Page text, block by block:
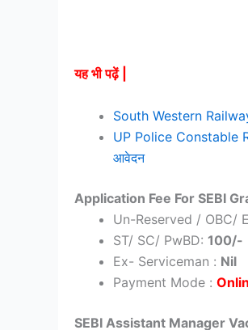
यह भी पढ़ें |
South Western Railway
UP Police Constable
आवेदन
Application Fee For SEBI
Un-Reserved / OBC/
ST/ SC/ PwBD: 100/-
Ex- Serviceman : Nil
Payment Mode :
SEBI Assistant Manager